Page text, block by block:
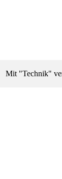
Mit "Technik"